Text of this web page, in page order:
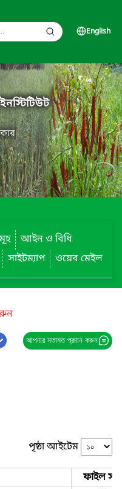
English
আইন ও বিধি
সাইটম্যাপ ওয়েব মেইল
আপনার মতামত প্রদান করুন
পৃষ্ঠা আইটেম
ফাইল